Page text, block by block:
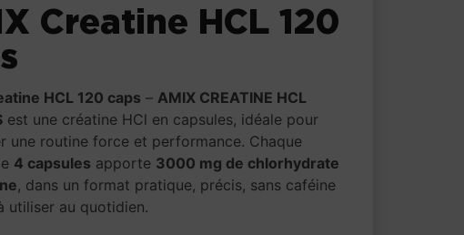
Creatine HCL 120
HCL 120 caps – AMIX CREATINE HCL
est une créatine HCl en capsules, idéale pour
une routine force et performance. Chaque
4 capsules apporte 3000 mg de chlorhydrate
, dans un format pratique, précis, sans caféine
utiliser au quotidien.